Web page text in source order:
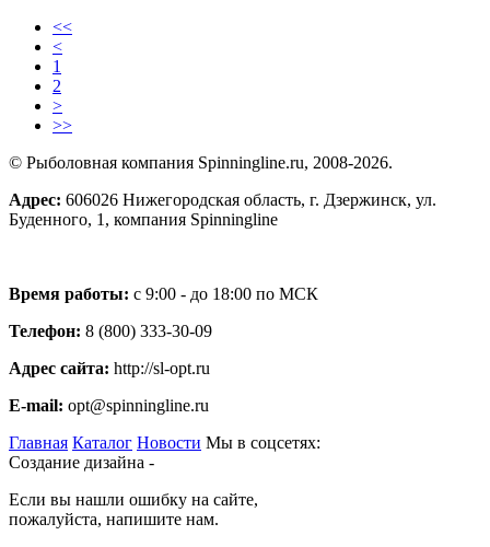
<<
<
1
2
>
>>
© Рыболовная компания Spinningline.ru, 2008-2026.
Адрес: 606026 Нижегородская область, г. Дзержинск, ул.
Буденного, 1, компания Spinningline
Время работы: с 9:00 - до 18:00 по МСК
Телефон: 8 (800) 333-30-09
Адрес сайта: http://sl-opt.ru
E-mail: opt@spinningline.ru
Главная Каталог Новости Мы в соцсетях:
Создание дизайна -
Если вы нашли ошибку на сайте,
пожалуйста, напишите нам.